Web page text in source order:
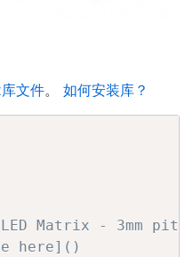
文件。 如何安装库？
Matrix - 3mm
here]()